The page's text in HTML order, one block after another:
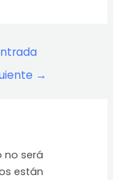
→
no será
están